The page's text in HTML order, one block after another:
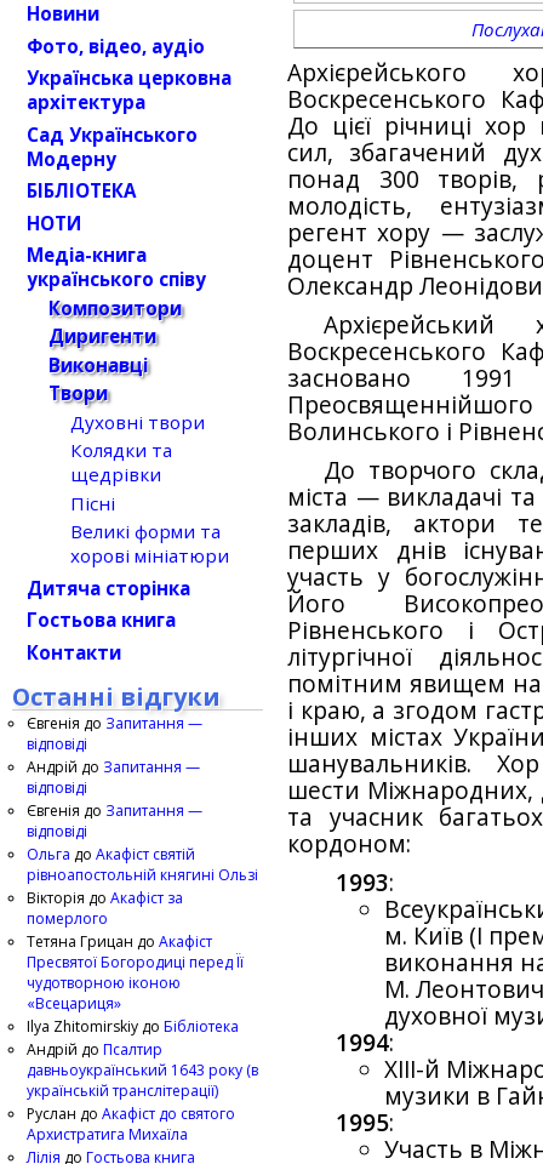
Архієрейського
Воскресенського
До цієї річниці
сил, збагачений
понад 300 творів,
молодість,
регент хору —
доцент
Олександр
Архієрейський
Воскресенського
засновано
Волинського і
До творчого
міста — викладачі
закладів, актори
перших днів
участь у
Його
Рівненського і
літургічної
помітним явищем на
і краю, а згодом
інших містах
шанувальників.
шести Міжнародних,
та учасник
кордоном:
1993:
м. Київ (І
виконання
М.
духовної
1994:
XIII-й
музики в
1995:
Участь в
Новини
Фото, відео, аудіо
Українська церковна
архітектура
Сад Українського
Модерну
БІБЛІОТЕКА
НОТИ
Медіа-книга
українського співу
Композитори
Диригенти
Виконавці
Твори
Духовні твори
Колядки та
щедрівки
Пісні
Великі форми та
хорові мініатюри
Дитяча сторінка
Гостьова книга
Контакти
Останні відгуки
Євгенія до Запитання —
відповіді
Андрій до Запитання —
відповіді
Євгенія до Запитання —
відповіді
Ольга до Акафіст святій
рівноапостольній княгині Ользі
Вікторія до Акафіст за
померлого
Тетяна Грицан до Акафіст
Пресвятої Богородиці перед Її
чудотворною іконою
«Всецариця»
Ilya Zhitomirskiy до Бібліотека
Андрій до Псалтир
давньоукраїнський 1643 року (в
українській транслітерації)
Руслан до Акафіст до святого
Архистратига Михаїла
Лілія до Гостьова книга